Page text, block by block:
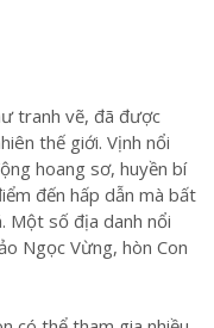
tranh vẽ, đã được
thế giới. Vịnh nổi
hoang sơ, huyền bí
đến hấp dẫn mà bất
Một số địa danh nổi
Ngọc Vừng, hòn Con